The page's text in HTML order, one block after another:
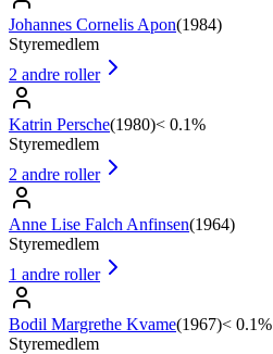
Johannes Cornelis Apon(1984)
Styremedlem
2 andre roller
Katrin Persche(1980)< 0.1%
Styremedlem
2 andre roller
Anne Lise Falch Anfinsen(1964)
Styremedlem
1 andre roller
Bodil Margrethe Kvame(1967)< 0.1%
Styremedlem